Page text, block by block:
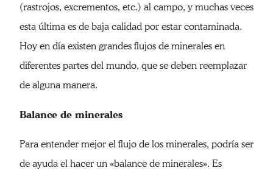
(rastrojos, excrementos, etc.) al campo, y muchas veces
esta última es de baja calidad por estar contaminada.
Hoy en día existen grandes flujos de minerales en
diferentes partes del mundo, que se deben reemplazar
de alguna manera.
Balance de minerales
Para entender mejor el flujo de los minerales, podría ser
de ayuda el hacer un «balance de minerales». Es